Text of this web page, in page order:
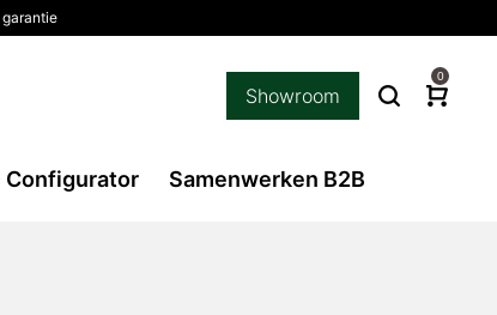
garantie
Showroom
0
Configurator Samenwerken B2B